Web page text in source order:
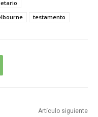
testamento
Artículo siguiente